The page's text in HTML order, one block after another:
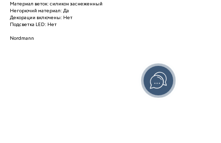
Материал веток: силикон заснеженный
Негорючий материал: Да
Декорации включены: Нет
Подсветка LED: Нет
Nordmann